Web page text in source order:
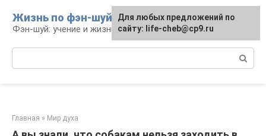
контенту
Жизнь по фэн-шуй
Фэн-шуй: учение и жизнь
Главная » Мир духа
Для любых предложений по
сайту: life-cheb@cp9.ru
Для любых предложений по
сайту: life-cheb@cp9.ru